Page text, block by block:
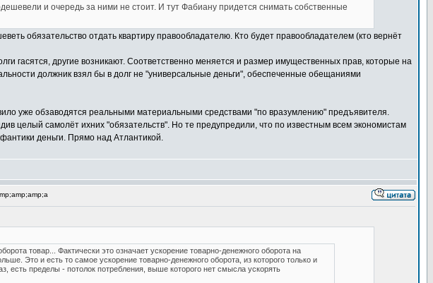
и очередь за ними не стоит. И тут Фабиану придется снимать собственные
обязательство отдать квартиру правообладателю. Кто будет правообладателем (кто вернёт
гасятся, другие возникают. Соответственно меняется и размер имущественных прав, которые на
должник взял бы в долг не "универсальные деньги", обеспеченные обещаниями
уже обзаводятся реальными материальными средствами "по вразумлению" предъявителя.
целый самолёт ихних "обязательств". Но те предупредили, что по известным всем экономистам
деньги. Прямо над Атлантикой.
товар... Фактически это означает ускорение товарно-денежного оборота на
Это и есть то самое ускорение товарно-денежного оборота, из которого только и
есть пределы - потолок потребления, выше которого нет смысла ускорять